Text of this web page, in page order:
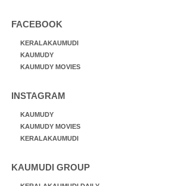
FACEBOOK
KERALAKAUMUDI
KAUMUDY
KAUMUDY MOVIES
INSTAGRAM
KAUMUDY
KAUMUDY MOVIES
KERALAKAUMUDI
KAUMUDI GROUP